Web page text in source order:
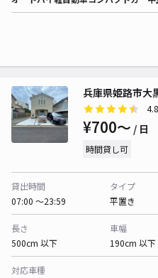
兵庫県姫路市大
4.8
¥700〜 / 日
時間貸し可
貸出時間
07:00 〜23:59
タイプ
平置き
長さ
500cm 以下
車幅
190cm 以下
対応車種